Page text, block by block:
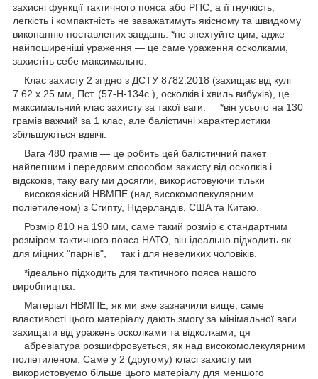
захисні функції тактичного пояса або РПС, а її гнучкість,
легкість і компактність не заважатимуть якісному та швидкому
виконанню поставлених завдань. *не знехтуйте цим, адже
найпоширеніші ураження — це саме ураження осколками,
захистіть себе максимально.
Клас захисту 2 згідно з ДСТУ 8782:2018 (захищає від кулі
7.62 x 25 мм, Пст. (57-Н-134с.), осколків і хвиль вибухів), це
максимальний клас захисту за такої ваги. *він усього на 130
грамів важчий за 1 клас, але балістичні характеристики
збільшуються вдвічі.
Вага 480 грамів — це робить цей балістичний пакет
найлегшим і передовим способом захисту від осколків і
відскоків, таку вагу ми досягли, використовуючи тільки
високоякісний НВМПЕ (над високомолекулярним
поліетиленом) з Єгипту, Нідерландів, США та Китаю.
Розмір 810 на 190 мм, саме такий розмір є стандартним
розміром тактичного пояса НАТО, він ідеально підходить як
для міцних "парнів", так і для невеликих чоловіків.
*ідеально підходить для тактичного пояса нашого
виробництва.
Матеріал НВМПЕ, як ми вже зазначили вище, саме
властивості цього матеріалу дають змогу за мінімальної ваги
захищати від уражень осколками та відколками, ця
абревіатура розшифровується, як над високомолекулярним
поліетиленом. Саме у 2 (другому) класі захисту ми
використовуємо більше цього матеріалу для меншого